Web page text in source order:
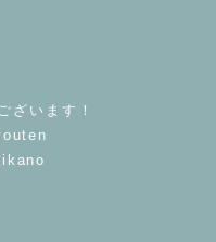
ざいます！